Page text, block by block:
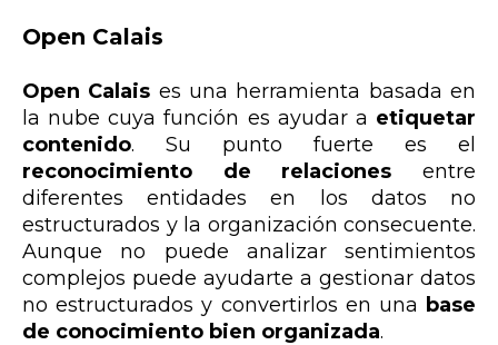
Open Calais
Open Calais es una herramienta basada en
la nube cuya función es ayudar a etiquetar
contenido. Su punto fuerte es el
reconocimiento de relaciones entre
diferentes entidades en los datos no
estructurados y la organización consecuente.
Aunque no puede analizar sentimientos
complejos puede ayudarte a gestionar datos
no estructurados y convertirlos en una base
de conocimiento bien organizada.